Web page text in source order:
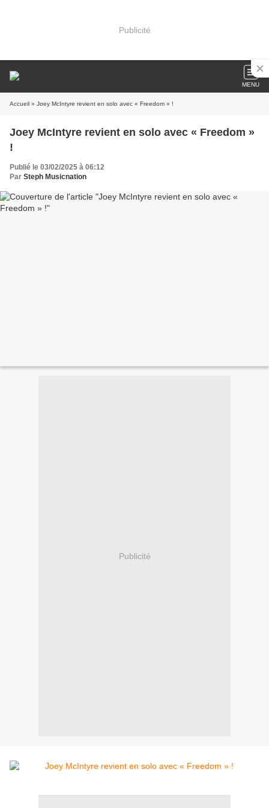
Publicité
MENU
Accueil » Joey McIntyre revient en solo avec « Freedom » !
Joey McIntyre revient en solo avec « Freedom »
!
Publié le 03/02/2025 à 06:12
Par Steph Musicnation
Publicité